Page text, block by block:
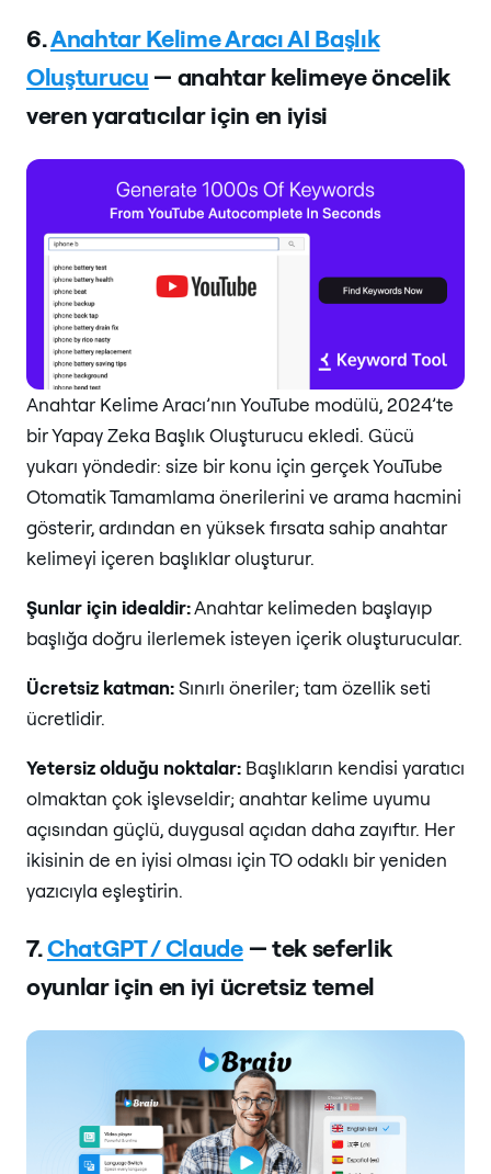
6.Anahtar Kelime Aracı AI Başlık
Oluşturucu — anahtar kelimeye öncelik
veren yaratıcılar için en iyisi
Anahtar Kelime Aracı’nın YouTube modülü, 2024’te
bir Yapay Zeka Başlık Oluşturucu ekledi. Gücü
yukarı yöndedir: size bir konu için gerçek YouTube
Otomatik Tamamlama önerilerini ve arama hacmini
gösterir, ardından en yüksek fırsata sahip anahtar
kelimeyi içeren başlıklar oluşturur.
Şunlar için idealdir:Anahtar kelimeden başlayıp
başlığa doğru ilerlemek isteyen içerik oluşturucular.
Ücretsiz katman:Sınırlı öneriler; tam özellik seti
ücretlidir.
Yetersiz olduğu noktalar: Başlıkların kendisi yaratıcı
olmaktan çok işlevseldir; anahtar kelime uyumu
açısından güçlü, duygusal açıdan daha zayıftır. Her
ikisinin de en iyisi olması için TO odaklı bir yeniden
yazıcıyla eşleştirin.
7.ChatGPT / Claude— tek seferlik
oyunlar için en iyi ücretsiz temel